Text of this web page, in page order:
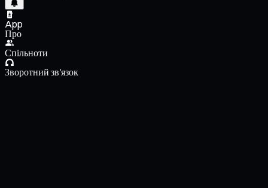
App
Про
Спільноти
Зворотний зв'язок